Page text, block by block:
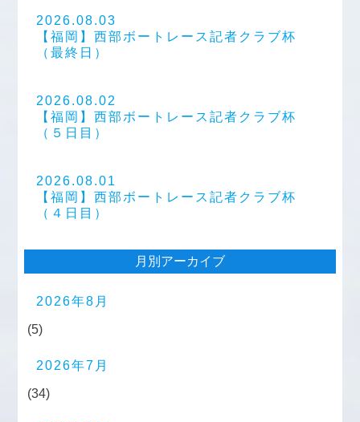
2026.08.03
【福岡】西部ボートレース記者クラブ杯
（最終日）
2026.08.02
【福岡】西部ボートレース記者クラブ杯
（５日目）
2026.08.01
【福岡】西部ボートレース記者クラブ杯
（４日目）
月別アーカイブ
2026年8月
(5)
2026年7月
(34)